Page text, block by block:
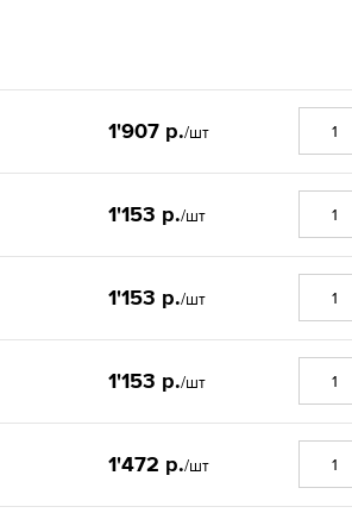
1'907 р./шт
1'153 р./шт
1'153 р./шт
1'153 р./шт
1'472 р./шт